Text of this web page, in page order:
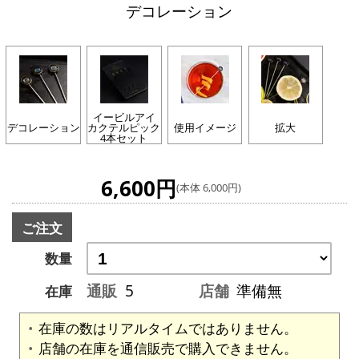
デコレーション
デコレーション
イービルアイ
カクテルピック
4本セット
使用イメージ 拡大
6,600円(本体 6,000円)
ご注文
数量
在庫
通販 5 店舗 準備無
在庫の数はリアルタイムではありません。
店舗の在庫を通信販売で購入できません。